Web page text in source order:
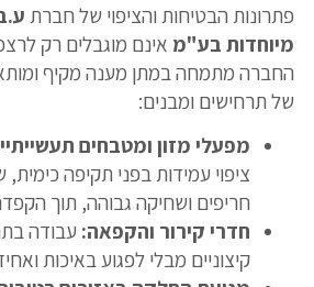
פתרונות הבטיחות והציפוי של חברת
מיוחדות בע"מאינם מוגבלים רק
החברה מתמחה במתן מענה מקיף
של תרחישים ומבנים:
מפעלי מזון ומטבחים
ציפוי עמידות בפני תקיפה כימית,
חריפים ושחיקה גבוהה, תוך
חדרי קירור והקפאה:עבודה
קיצוניים מבלי לפגוע באיכות